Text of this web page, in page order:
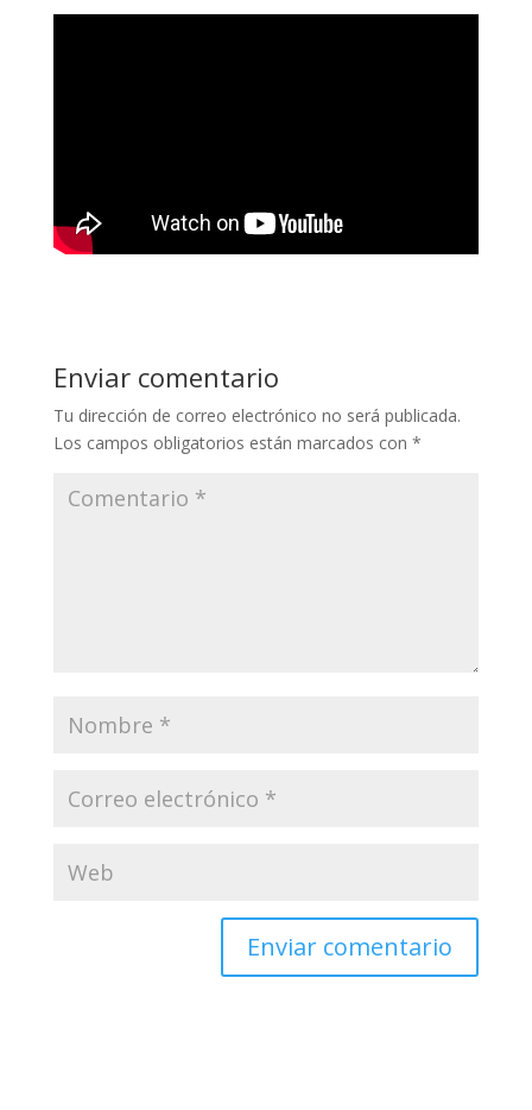
Enviar comentario
Tu dirección de correo electrónico no será publicada.
Los campos obligatorios están marcados con *